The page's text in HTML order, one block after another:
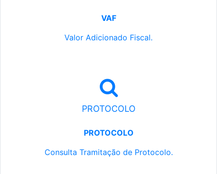
VAF
Valor Adicionado Fiscal.
PROTOCOLO
PROTOCOLO
Consulta Tramitação de Protocolo.